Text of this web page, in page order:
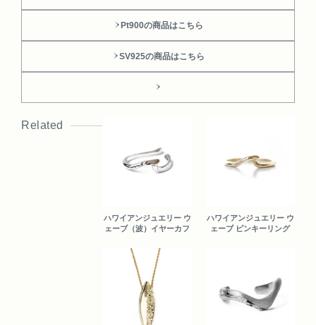
Pt900の商品はこちら
SV925の商品はこちら
Related
ハワイアンジュエリー ウ
ェーブ（波）イヤーカフ
ハワイアンジュエリー ウ
ェーブ ピンキーリング